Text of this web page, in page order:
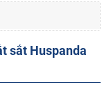
sắt Huspanda